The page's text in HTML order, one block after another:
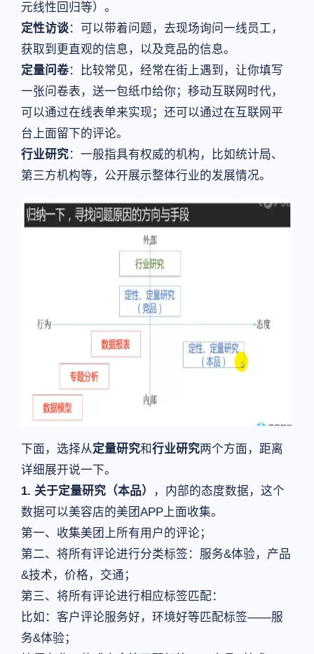
元线性回归等）。
定性访谈：可以带着问题，去现场询问一线员工，
获取到更直观的信息，以及竞品的信息。
定量问卷：比较常见，经常在街上遇到，让你填写
一张问卷表，送一包纸巾给你；移动互联网时代，
可以通过在线表单来实现；还可以通过在互联网平
台上面留下的评论。
行业研究：一般指具有权威的机构，比如统计局、
第三方机构等，公开展示整体行业的发展情况。
下面，选择从定量研究和行业研究两个方面，距离
详细展开说一下。
1. 关于定量研究（本品）
，内部的态度数据，这个
数据可以美容店的美团APP上面收集。
第一、收集美团上所有用户的评论；
第二、将所有评论进行分类标签：服务&体验，产品
&技术，价格，交通；
第三、将所有评论进行相应标签匹配：
比如：客户评论服务好，环境好等匹配标签——服
务&体验；